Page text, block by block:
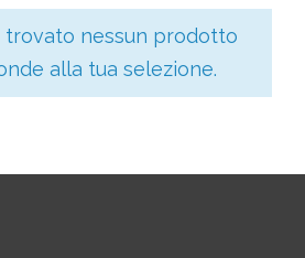
trovato nessun prodotto
alla tua selezione.